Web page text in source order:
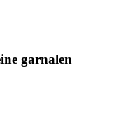
garnalen